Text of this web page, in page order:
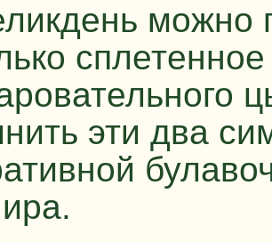
можно
эти два